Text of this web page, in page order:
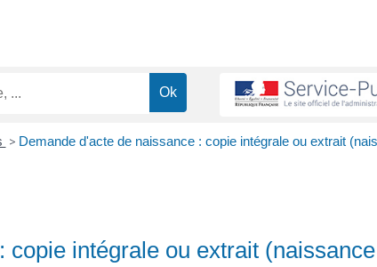
> Demande d'acte de naissance : copie intégrale ou extrait
copie intégrale ou extrait